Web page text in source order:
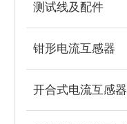
测试线及配件
钳形电流互感器
开合式电流互感器